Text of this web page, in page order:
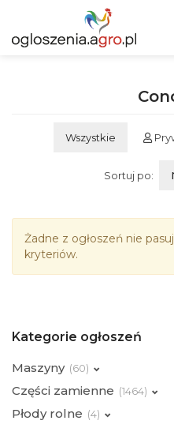
Wszystkie
Sortuj po:
Żadne z ogłoszeń nie
kryteriów.
Kategorie ogłoszeń
Maszyny (60)
Części zamienne (1464)
Płody rolne (4)